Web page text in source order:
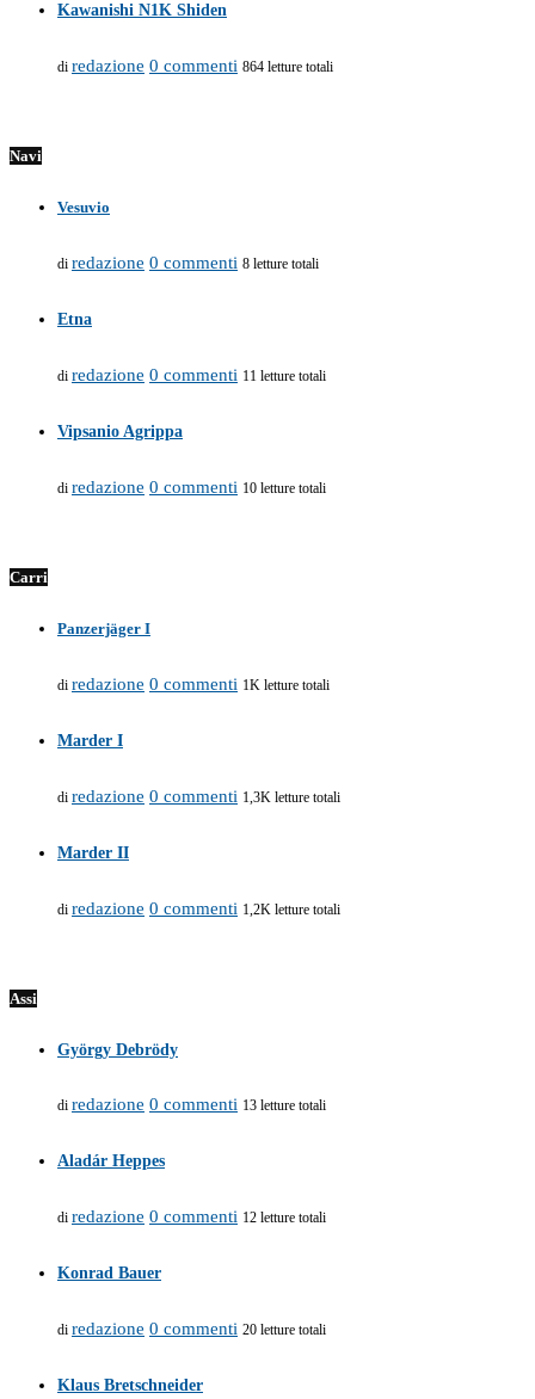
Kawanishi N1K Shiden
di redazione 0 commenti 864 letture totali
Navi
Vesuvio
di redazione 0 commenti 8 letture totali
Etna
di redazione 0 commenti 11 letture totali
Vipsanio Agrippa
di redazione 0 commenti 10 letture totali
Carri
Panzerjäger I
di redazione 0 commenti 1K letture totali
Marder I
di redazione 0 commenti 1,3K letture totali
Marder II
di redazione 0 commenti 1,2K letture totali
Assi
György Debrödy
di redazione 0 commenti 13 letture totali
Aladár Heppes
di redazione 0 commenti 12 letture totali
Konrad Bauer
di redazione 0 commenti 20 letture totali
Klaus Bretschneider